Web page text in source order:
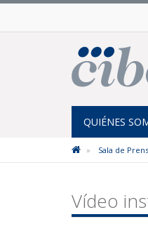
QUIÉNES
Sala de
Vídeo